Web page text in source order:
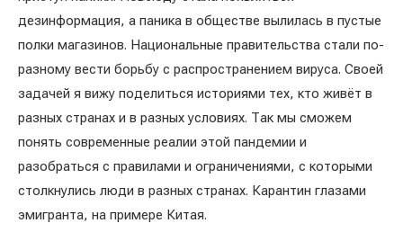
дезинформация, а паника в обществе вылилась в пустые
полки магазинов. Национальные правительства стали по-
разному вести борьбу с распространением вируса. Своей
задачей я вижу поделиться историями тех, кто живёт в
разных странах и в разных условиях. Так мы сможем
понять современные реалии этой пандемии и
разобраться с правилами и ограничениями, с которыми
столкнулись люди в разных странах. Карантин глазами
эмигранта, на примере Китая.